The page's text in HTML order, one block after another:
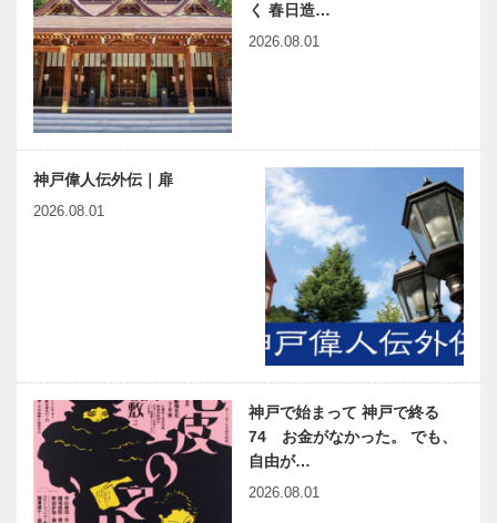
く 春日造…
2026.08.01
神戸偉人伝外伝｜扉
2026.08.01
神戸で始まって 神戸で終る
74 お金がなかった。 でも、
自由が…
2026.08.01